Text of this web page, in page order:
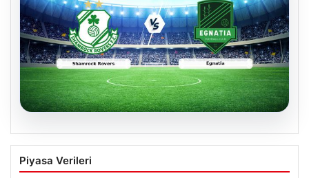
Shamrock Rovers ile Egnatia
Karşılaşmasının Detaylı Özeti ve Kritik
Piyasa Verileri